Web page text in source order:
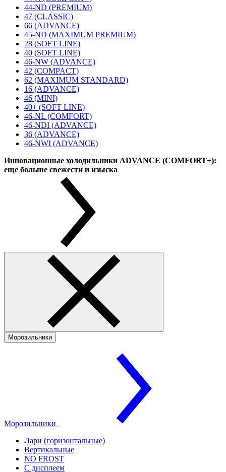
44-ND (PREMIUM)
47 (CLASSIC)
66 (ADVANCE)
45-ND (MAXIMUM PREMIUM)
28 (SOFT LINE)
40 (SOFT LINE)
46-NW (ADVANCE)
42 (COMPACT)
62 (MAXIMUM STANDARD)
16 (ADVANCE)
46 (MINI)
40+ (SOFT LINE)
46-NL (COMFORT)
46-NDI (ADVANCE)
36 (ADVANCE)
46-NWI (ADVANCE)
Инновационные холодильники ADVANCE (COMFORT+):
еще больше свежести и изыска
Морозильники
Морозильники
Лари (горизонтальные)
Вертикальные
NO FROST
С дисплеем